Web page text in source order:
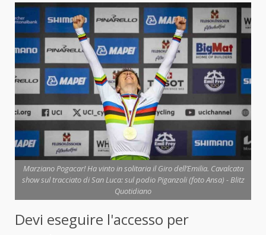
Marziano Pogacar! Ha vinto in solitaria il Giro dell’Emilia. Cavalcata
show sul tracciato di San Luca: sul podio Piganzoli (foto Ansa) - Blitz
Quotidiano
Devi eseguire l'accesso per